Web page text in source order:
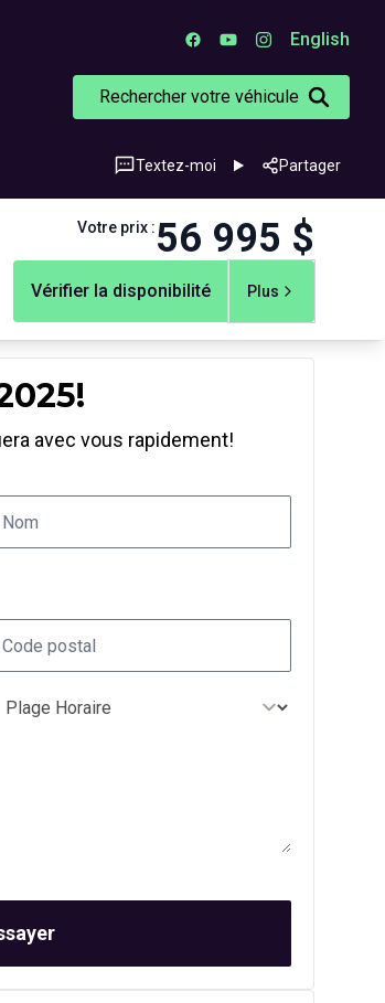
English
Rechercher votre véhicule
Textez-moi Partager
Votre prix :56 995 $
Vérifier la disponibilité Plus
avec vous rapidement!